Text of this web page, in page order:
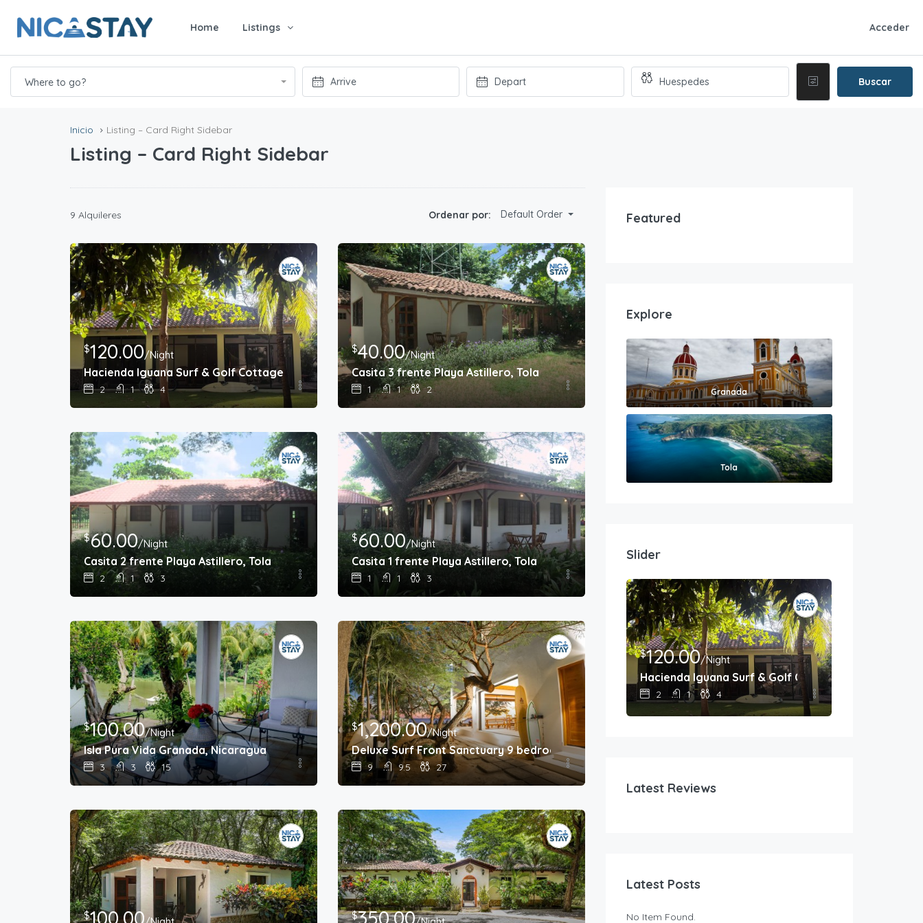
Home Listings Acceder
Where to go? Buscar
Inicio Listing – Card Right Sidebar
Listing – Card Right Sidebar
9 Alquileres Ordenar por: Default Order
$120.00/Night
Hacienda Iguana Surf & Golf Cottage
2 1 4
$40.00/Night
Casita 3 frente Playa Astillero, Tola
1 1 2
$60.00/Night
Casita 2 frente Playa Astillero, Tola
2 1 3
$60.00/Night
Casita 1 frente Playa Astillero, Tola
1 1 3
$100.00/Night
Isla Pura Vida Granada, Nicaragua
3 3 15
$1,200.00/Night
Deluxe Surf Front Sanctuary 9 bedrooms / 9.5 bathrooms
9 9.5 27
$100.00 $350.00
Featured
Explore
Granada
Tola
Slider
$100.00/Night
Isla Pura Vida Granada, Nicaragua
3 3 15
$120.00/Night
Hacienda Iguana Surf & Golf Cottage
2 1 4
Latest Reviews
Latest Posts
No Item Found.